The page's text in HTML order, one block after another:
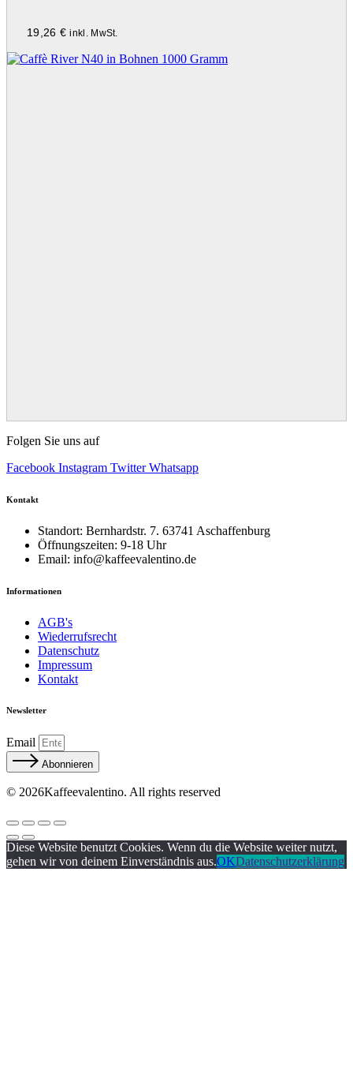
19,26 € inkl. MwSt.
Folgen Sie uns auf
Facebook Instagram Twitter Whatsapp
Kontakt
Standort: Bernhardstr. 7. 63741 Aschaffenburg
Öffnungszeiten: 9-18 Uhr
Email: info@kaffeevalentino.de
Informationen
AGB's
Wiederrufsrecht
Datenschutz
Impressum
Kontakt
Newsletter
Email
Abonnieren
© 2026Kaffeevalentino. All rights reserved
Diese Website benutzt Cookies. Wenn du die Website weiter nutzt,
gehen wir von deinem Einverständnis aus.OKDatenschutzerklärung